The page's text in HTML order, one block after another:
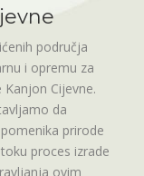
područja
i opremu za
Cijevne.
da
prirode
proces izrade
ovim